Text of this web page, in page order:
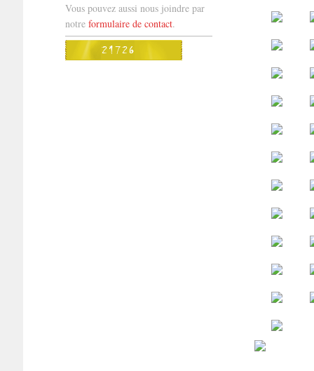
Vous pouvez aussi nous joindre par
notre formulaire de contact.